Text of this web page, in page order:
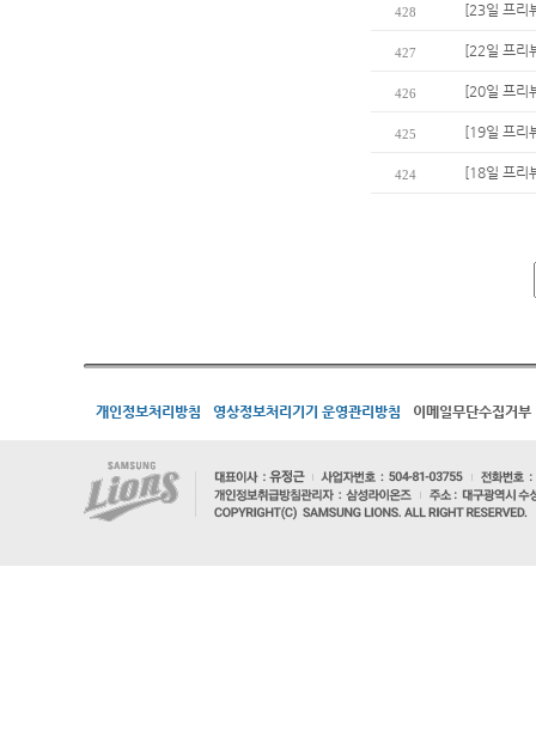
428 [23일 프리
427 [22일 프리
426 [20일 프리
425 [19일 프리
424 [18일 프리
개인정보처리방침 영상정보처리기기 운영관리방침 이메일무단수집거부